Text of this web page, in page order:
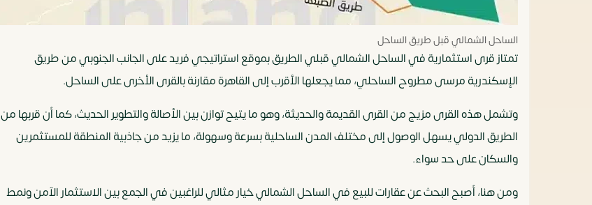
الساحل الشمالي قبل طريق الساحل
تمتاز قرى استثمارية في الساحل الشمالي قبلي الطريق بموقع استراتيجي فريد على الجانب الجنوبي من طريق
الإسكندرية مرسى مطروح الساحلي، مما يجعلها الأقرب إلى القاهرة مقارنة بالقرى الأخرى على الساحل.
وتشمل هذه القرى مزيج من القرى القديمة والحديثة، وهو ما يتيح توازن بين الأصالة والتطوير الحديث، كما أن قربها من
الطريق الدولي يسهل الوصول إلى مختلف المدن الساحلية بسرعة وسهولة، ما يزيد من جاذبية المنطقة للمستثمرين
والسكان على حد سواء.
ومن هنا، أصبح البحث عن عقارات للبيع في الساحل الشمالي خيار مثالي للراغبين في الجمع بين الاستثمار الآمن ونمط